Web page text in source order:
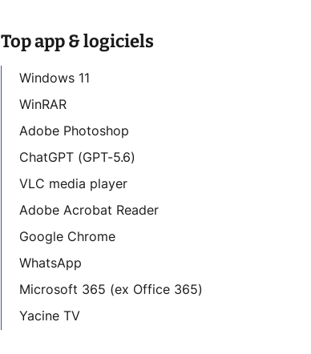
Top app & logiciels
Windows 11
WinRAR
Adobe Photoshop
ChatGPT (GPT-5.6)
VLC media player
Adobe Acrobat Reader
Google Chrome
WhatsApp
Microsoft 365 (ex Office 365)
Yacine TV